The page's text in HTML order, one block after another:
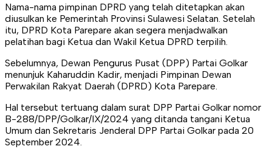
Nama-nama pimpinan DPRD yang telah ditetapkan akan
diusulkan ke Pemerintah Provinsi Sulawesi Selatan. Setelah
itu, DPRD Kota Parepare akan segera menjadwalkan
pelatihan bagi Ketua dan Wakil Ketua DPRD terpilih.
Sebelumnya, Dewan Pengurus Pusat (DPP) Partai Golkar
menunjuk Kaharuddin Kadir, menjadi Pimpinan Dewan
Perwakilan Rakyat Daerah (DPRD) Kota Parepare.
Hal tersebut tertuang dalam surat DPP Partai Golkar nomor
B-288/DPP/Golkar/IX/2024 yang ditanda tangani Ketua
Umum dan Sekretaris Jenderal DPP Partai Golkar pada 20
September 2024.